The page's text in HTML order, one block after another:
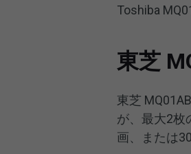
Toshiba
東芝
東芝
が、最大2枚
画、または